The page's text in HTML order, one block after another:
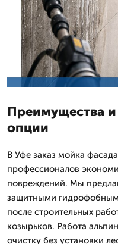
Преимущества
опции
В Уфе заказ мойка
профессионалов
повреждений. Мы
защитными
после строительных
козырьков. Работа
очистку без установки